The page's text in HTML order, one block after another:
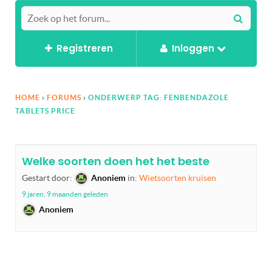
Registreren Inloggen
HOME › FORUMS › ONDERWERP TAG: FENBENDAZOLE
TABLETS PRICE
Welke soorten doen het het beste
Gestart door: Anoniem in: Wietsoorten kruisen
9 jaren, 9 maanden geleden
Anoniem